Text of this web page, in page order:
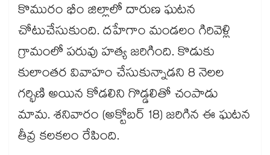
కొమురం భీం జిల్లాలో దారుణ ఘటన
చోటుచేసుకుంది. దహేగాం మండలం గిరివెళ్లి
గ్రామంలో పరువు హత్య జరిగింది. కొడుకు
కులాంతర వివాహం చేసుకున్నాడని 8 నెలల
గర్భిణి అయిన కోడలిని గొడ్డలితో చంపాడు
మామ. శనివారం (అక్టోబర్ 18) జరిగిన ఈ ఘటన
తీవ్ర కలకలం రేపింది.